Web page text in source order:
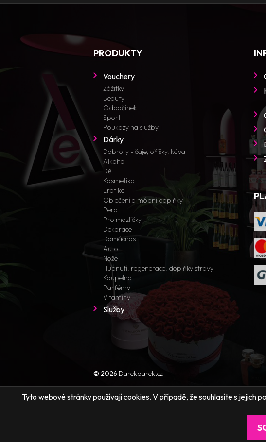
PRODUKTY
Vouchery
Zážitky
Beauty
Odpočinek
Sport
Poukazy na služby
Dárky
Dobroty - čaje, oříšky, káva
Alkohol
Děti
Kosmetika
Erotika
Oblečení a módní doplňky
Pera
Pro mazlíčky
Dekorace
Domácnost
Auto
Nože
Hubnutí, regenerace, doplňky stravy
Koupelna
Parfémy
Vitamíny
Služby
© 2026 Darekdarek.cz
Tyto webové stránky používají cookies. V případě, že souhlasíte s jejich